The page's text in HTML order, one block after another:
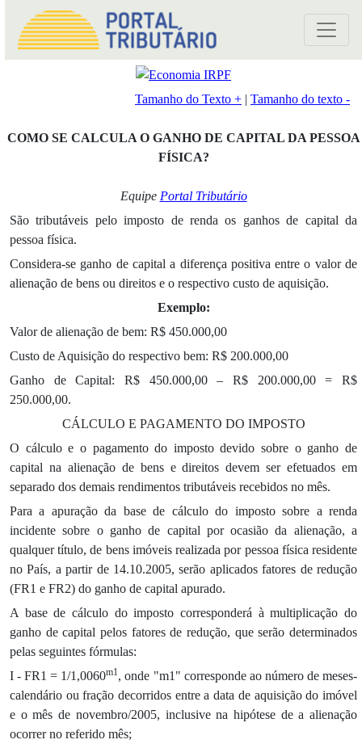
Tamanho do Texto + | Tamanho do texto -
COMO SE CALCULA O GANHO DE CAPITAL DA PESSOA
FÍSICA?
Equipe Portal Tributário
São tributáveis pelo imposto de renda os ganhos de capital da
pessoa física.
Considera-se ganho de capital a diferença positiva entre o valor de
alienação de bens ou direitos e o respectivo custo de aquisição.
Exemplo:
Valor de alienação de bem: R$ 450.000,00
Custo de Aquisição do respectivo bem: R$ 200.000,00
Ganho de Capital: R$ 450.000,00 – R$ 200.000,00 = R$
250.000,00.
CÁLCULO E PAGAMENTO DO IMPOSTO
O cálculo e o pagamento do imposto devido sobre o ganho de
capital na alienação de bens e direitos devem ser efetuados em
separado dos demais rendimentos tributáveis recebidos no mês.
Para a apuração da base de cálculo do imposto sobre a renda
incidente sobre o ganho de capital por ocasião da alienação, a
qualquer título, de bens imóveis realizada por pessoa física residente
no País, a partir de 14.10.2005, serão aplicados fatores de redução
(FR1 e FR2) do ganho de capital apurado.
A base de cálculo do imposto corresponderá à multiplicação do
ganho de capital pelos fatores de redução, que serão determinados
pelas seguintes fórmulas:
I - FR1 = 1/1,0060m1, onde "m1" corresponde ao número de meses-
calendário ou fração decorridos entre a data de aquisição do imóvel
e o mês de novembro/2005, inclusive na hipótese de a alienação
ocorrer no referido mês;